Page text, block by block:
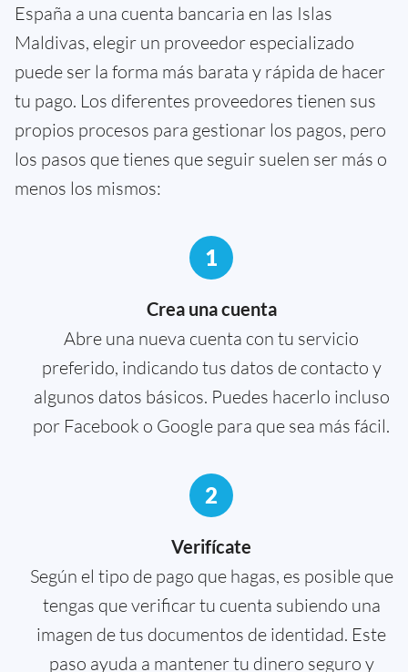
España a una cuenta bancaria en las Islas
Maldivas, elegir un proveedor especializado
puede ser la forma más barata y rápida de hacer
tu pago. Los diferentes proveedores tienen sus
propios procesos para gestionar los pagos, pero
los pasos que tienes que seguir suelen ser más o
menos los mismos:
1
Crea una cuenta
Abre una nueva cuenta con tu servicio
preferido, indicando tus datos de contacto y
algunos datos básicos. Puedes hacerlo incluso
por Facebook o Google para que sea más fácil.
2
Verifícate
Según el tipo de pago que hagas, es posible que
tengas que verificar tu cuenta subiendo una
imagen de tus documentos de identidad. Este
paso ayuda a mantener tu dinero seguro y